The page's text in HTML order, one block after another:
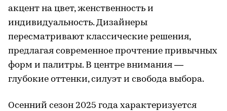
акцент на цвет, женственность и
индивидуальность. Дизайнеры
пересматривают классические решения,
предлагая современное прочтение привычных
форм и палитры. В центре внимания —
глубокие оттенки, силуэт и свобода выбора.
Осенний сезон 2025 года характеризуется